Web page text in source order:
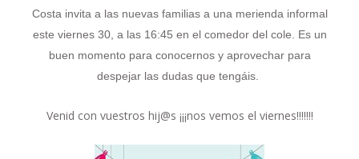
Costa invita a las nuevas familias a una merienda informal
este viernes 30, a las 16:45 en el comedor del cole. Es un
buen momento para conocernos y aprovechar para
despejar las dudas que tengáis.
Venid con vuestros hij@s ¡¡¡nos vemos el viernes!!!!!!!